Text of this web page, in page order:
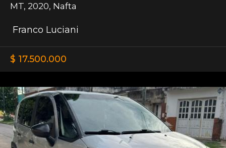
MT, 2020, Nafta
Franco Luciani
$ 17.500.000